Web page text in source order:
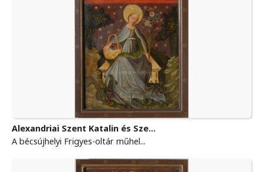
Alexandriai Szent Katalin és Sze...
A bécsújhelyi Frigyes-oltár műhel...